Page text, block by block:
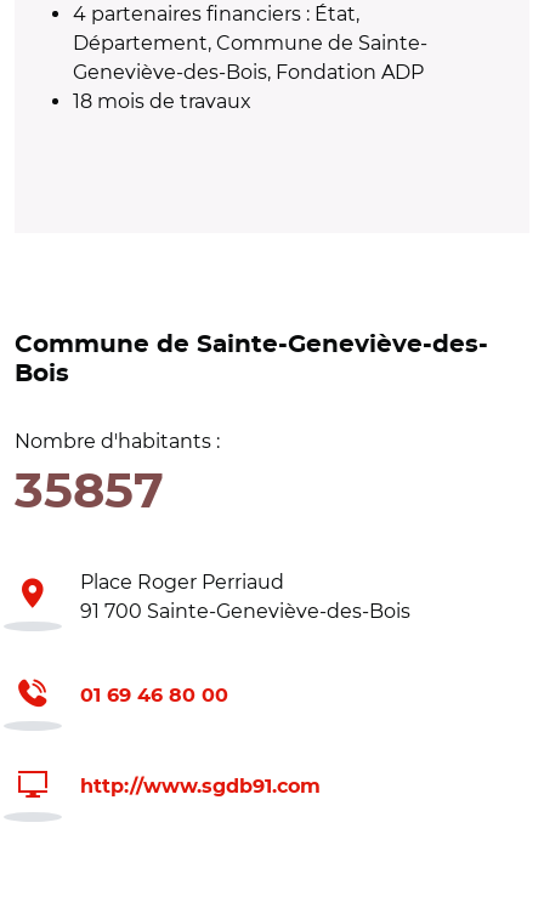
4 partenaires financiers : État,
Département, Commune de Sainte-
Geneviève-des-Bois, Fondation ADP
18 mois de travaux
Commune de Sainte-Geneviève-des-
Bois
Nombre d'habitants :
35857
Place Roger Perriaud
91 700 Sainte-Geneviève-des-Bois
01 69 46 80 00
http://www.sgdb91.com